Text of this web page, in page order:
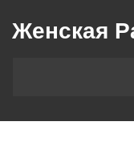
Женская